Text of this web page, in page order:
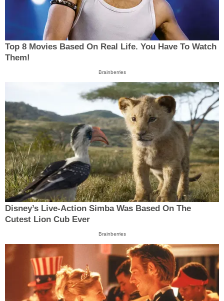
Top 8 Movies Based On Real Life. You Have To Watch
Them!
Brainberries
Disney’s Live-Action Simba Was Based On The
Cutest Lion Cub Ever
Brainberries